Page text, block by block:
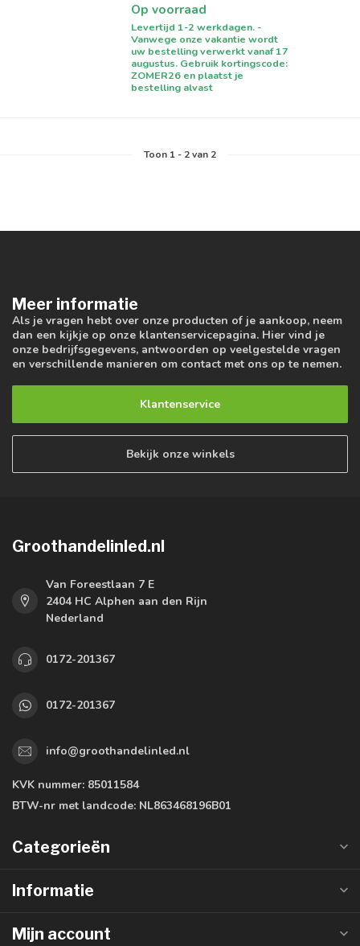
Op voorraad
Levertijd 1-2 werkdagen. -
Vanwege onze vakantie wordt
uw bestelling verwerkt vanaf 17
augustus. Gebruik kortingscode:
ZOMER26 en plaatst je
bestelling alvast
Toon 1- 2van 2
Meer informatie
Als je vragen hebt over onze producten of je aankoop, neem
dan een kijkje op onze klantenservicepagina. Hier vind je
onze bedrijfsgegevens, antwoorden op veelgestelde vragen
en verschillende manieren om contact met ons op te nemen.
Klantenservice
Bekijk onze winkels
Groothandelinled.nl
Van Foreestlaan 7 E
2404 HC Alphen aan den Rijn
Nederland
0172-201367
0172-201367
info@groothandelinled.nl
KVK nummer: 85011584
BTW-nr met landcode: NL863468196B01
Categorieën
Informatie
Mijn account